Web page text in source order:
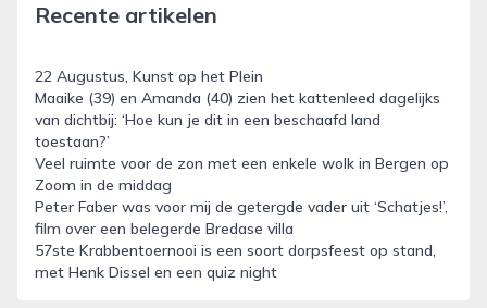
Recente artikelen
22 Augustus, Kunst op het Plein
Maaike (39) en Amanda (40) zien het kattenleed dagelijks
van dichtbij: ‘Hoe kun je dit in een beschaafd land
toestaan?’
Veel ruimte voor de zon met een enkele wolk in Bergen op
Zoom in de middag
Peter Faber was voor mij de getergde vader uit ‘Schatjes!’,
film over een belegerde Bredase villa
57ste Krabbentoernooi is een soort dorpsfeest op stand,
met Henk Dissel en een quiz night